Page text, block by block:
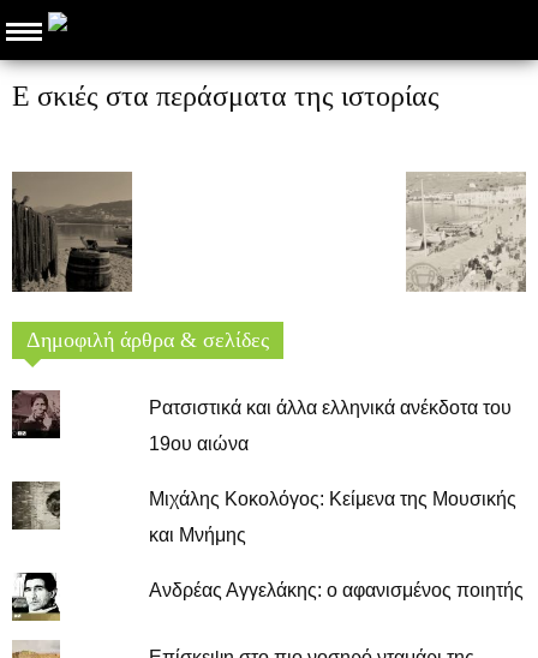
Ε σκιές στα περάσματα της ιστορίας
Δημοφιλή άρθρα & σελίδες
Ρατσιστικά και άλλα ελληνικά ανέκδοτα του
19ου αιώνα
Μιχάλης Κοκολόγος: Κείμενα της Μουσικής
και Μνήμης
Ανδρέας Αγγελάκης: ο αφανισμένος ποιητής